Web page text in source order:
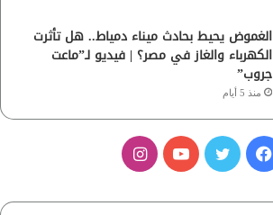
الغموض يحيط بحادث ميناء دمياط.. هل تأثرت
الكهرباء والغاز في مصر؟ | فيديو لـ”ماعت
جروب”
منذ 5 أيام